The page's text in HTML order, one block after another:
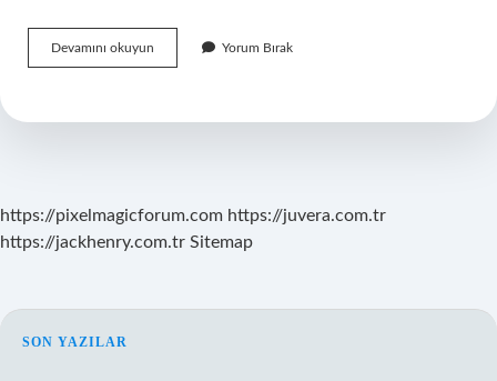
Devamını okuyun
Olmayın
Yorum Bırak
https://pixelmagicforum.com https://juvera.com.tr
https://jackhenry.com.tr Sitemap
SIDEBAR
SON YAZILAR